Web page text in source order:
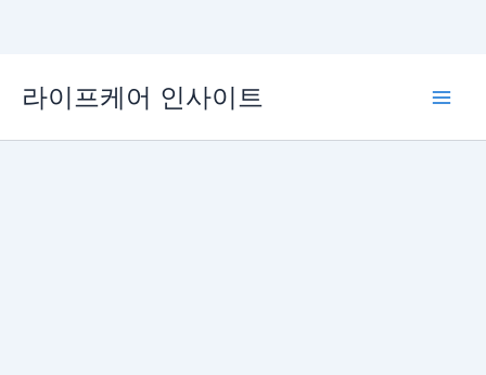
로
라이프케어 인사이트